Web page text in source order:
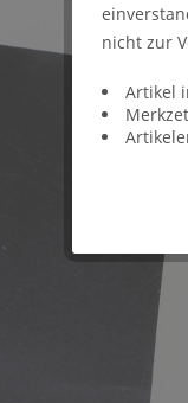
nicht zur
Artikel